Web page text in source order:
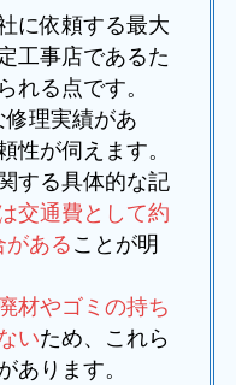
に依頼する最大
工事店であるた
れる点です。
理実績があ
性が伺えます。
する具体的な記
交通費として約
あることが明
材やゴミの持ち
いため、これら
あります。